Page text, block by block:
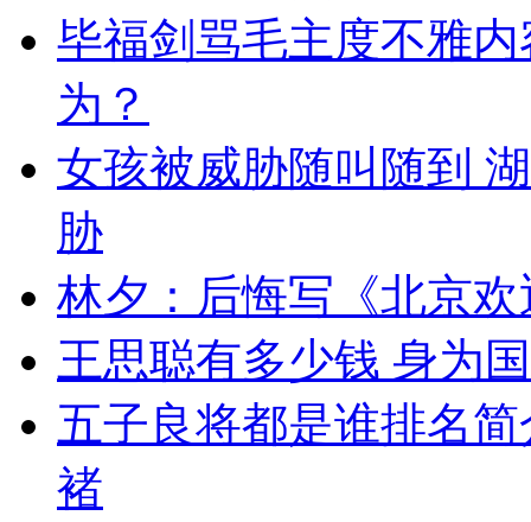
毕福剑骂毛主度不雅
为？
女孩被威胁随叫随到
胁
林夕：后悔写《北京
王思聪有多少钱 身为
五子良将都是谁排名
褚